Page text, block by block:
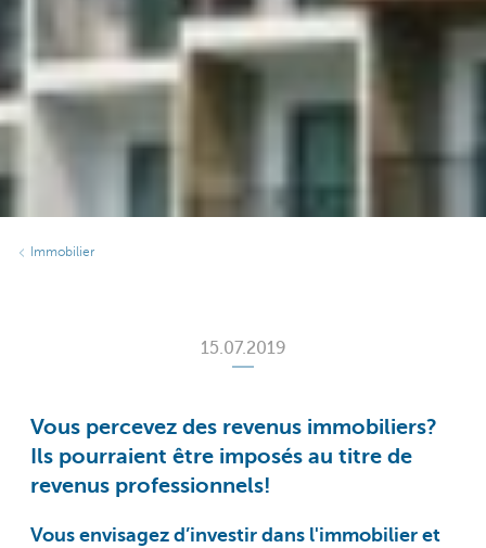
Immobilier
15.07.2019
Vous percevez des revenus immobiliers?
Ils pourraient être imposés au titre de
revenus professionnels!
Vous envisagez d’investir dans l'immobilier et